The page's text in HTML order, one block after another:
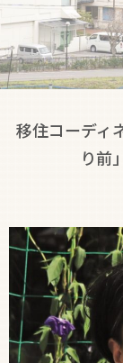
移住コーディ
り前